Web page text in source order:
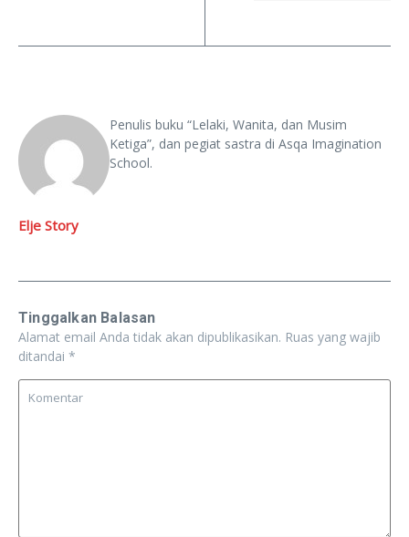
Elje Story
Penulis buku “Lelaki, Wanita, dan Musim
Ketiga”, dan pegiat sastra di Asqa Imagination
School.
Tinggalkan Balasan
Alamat email Anda tidak akan dipublikasikan. Ruas yang wajib
ditandai *